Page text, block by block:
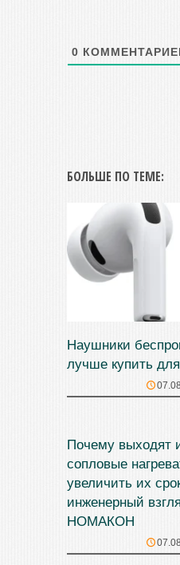
0
БОЛЬШЕ ПО ТЕМЕ:
Наушники
лучше купить
Почему выходят
сопловые
увеличить их
инженерный
НОМАКОН